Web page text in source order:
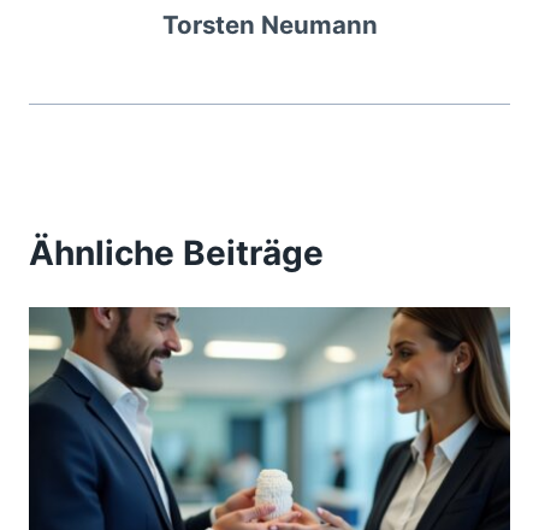
Torsten Neumann
Ähnliche Beiträge